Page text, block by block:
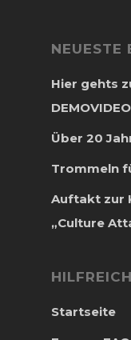
NEUESTE
Hier gehts
DEMOVIDEO
Über 20
Trommeln
Auftakt zur
„Culture
HILFREICH
Startseite